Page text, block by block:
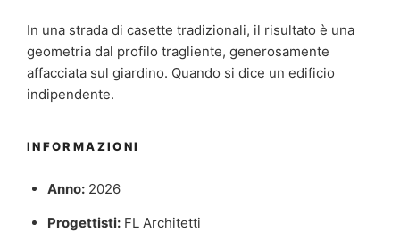
In una strada di casette tradizionali, il risultato è una
geometria dal profilo tragliente, generosamente
affacciata sul giardino. Quando si dice un edificio
indipendente.
INFORMAZIONI
Anno:2026
Progettisti:FL Architetti